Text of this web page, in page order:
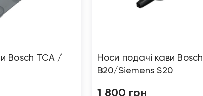
Bosch TCA /
Носи подачі кави Bosch
B20/Siemens S20
1 800 грн